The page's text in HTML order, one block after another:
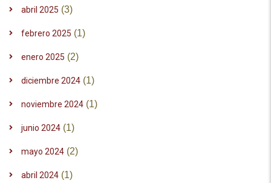
abril 2025 (3)
febrero 2025 (1)
enero 2025 (2)
diciembre 2024 (1)
noviembre 2024 (1)
junio 2024 (1)
mayo 2024 (2)
abril 2024 (1)